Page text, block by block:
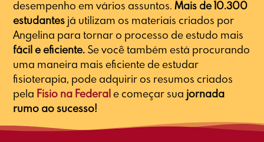
desempenho em vários assuntos.Mais de 10.300
estudantes já utilizam os materiais criados por
Angelina para tornar o processo de estudo mais
fácil e eficiente. Se você também está procurando
uma maneira mais eficiente de estudar
fisioterapia, pode adquirir os resumos criados
pela Fisio na Federale começar sua jornada
rumo ao sucesso!